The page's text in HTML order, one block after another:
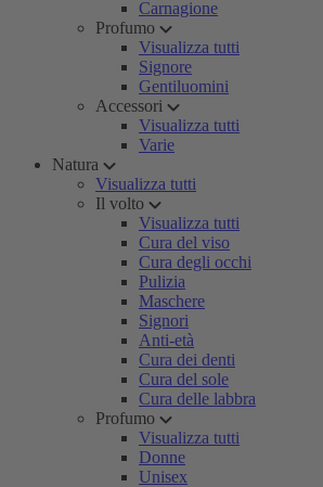
Carnagione
Profumo
Visualizza tutti
Signore
Gentiluomini
Accessori
Visualizza tutti
Varie
Natura
Visualizza tutti
Il volto
Visualizza tutti
Cura del viso
Cura degli occhi
Pulizia
Maschere
Signori
Anti-età
Cura dei denti
Cura del sole
Cura delle labbra
Profumo
Visualizza tutti
Donne
Unisex